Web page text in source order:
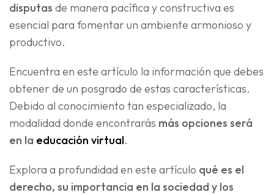
disputas de manera pacífica y constructiva es
esencial para fomentar un ambiente armonioso y
productivo.
Encuentra en este artículo la información que debes
obtener de un posgrado de estas características.
Debido al conocimiento tan especializado, la
modalidad donde encontrarás más opciones será
en la educación virtual.
Explora a profundidad en este artículo qué es el
derecho, su importancia en la sociedad y los